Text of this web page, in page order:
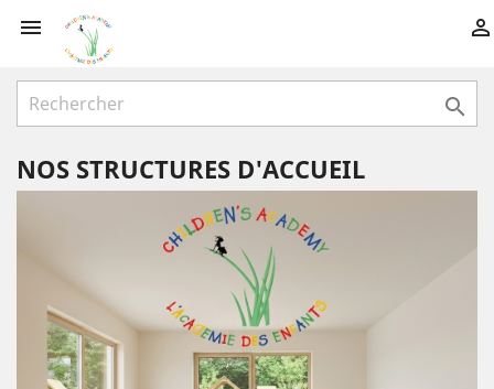
 

NOS STRUCTURES D'ACCUEIL